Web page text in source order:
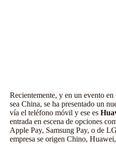
Recientemente, y en un evento
sea China, se ha presentado un
vía el teléfono móvil y ese es
entrada en escena de opciones
Apple Pay, Samsung Pay, o de
empresa se origen Chino,